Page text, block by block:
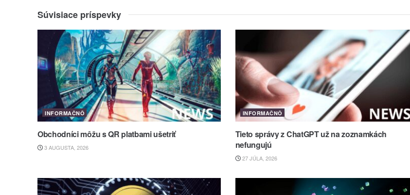
Súvisiace príspevky
INFORMAČNÔ
Obchodníci môžu s QR platbami ušetriť
3 AUGUSTA, 2026
INFORMAČNÔ
Tieto správy z ChatGPT už na zoznamkách
nefungujú
27 JÚLA, 2026